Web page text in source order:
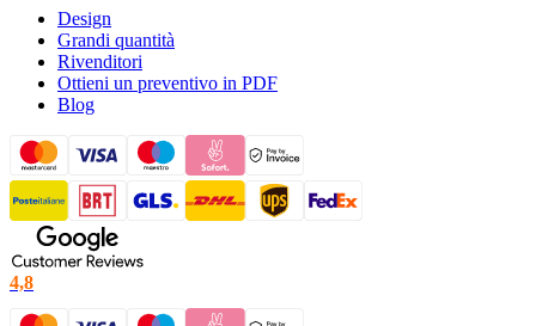
Design
Grandi quantità
Rivenditori
Ottieni un preventivo in PDF
Blog
4,8